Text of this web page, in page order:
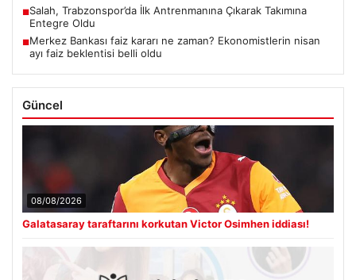
■Salah, Trabzonspor’da İlk Antrenmanına Çıkarak Takımına
Entegre Oldu
■Merkez Bankası faiz kararı ne zaman? Ekonomistlerin nisan
ayı faiz beklentisi belli oldu
Güncel
08/08/2026
Galatasaray taraftarını korkutan Victor Osimhen iddiası!